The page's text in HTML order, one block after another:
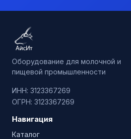
Оборудование для молочной и
пищевой промышленности
ИНН: 3123367269
ОГРН: 3123367269
Навигация
Каталог